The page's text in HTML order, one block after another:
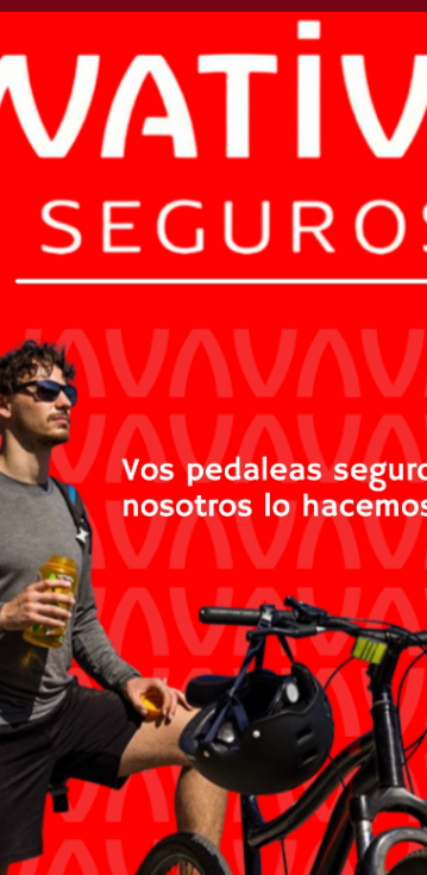
nacional 8:
tras chocar contra